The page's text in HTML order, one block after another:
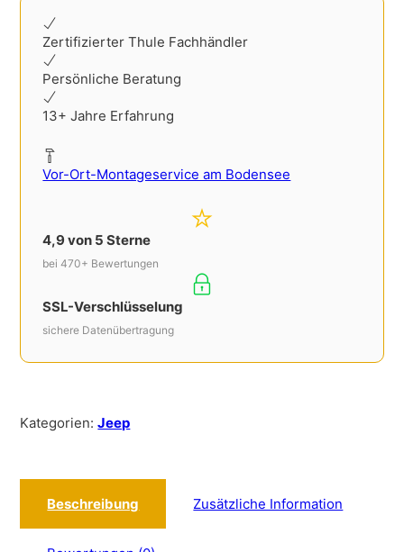
Zertifizierter Thule Fachhändler
Persönliche Beratung
13+ Jahre Erfahrung
Vor-Ort-Montageservice am Bodensee
4,9 von 5 Sterne
bei 470+ Bewertungen
SSL-Verschlüsselung
sichere Datenübertragung
Kategorien:Jeep
Beschreibung Zusätzliche Information